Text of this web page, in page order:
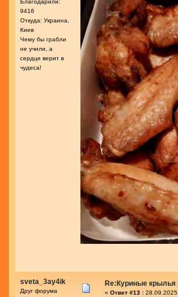
9416
Откуда: Украина,
Киев
Чему бы грабли
не учили, а
сердце верит в
чудеса!
sveta_3ay4ik
Друг форума
Re:Куриные крылья
« Ответ #13 :